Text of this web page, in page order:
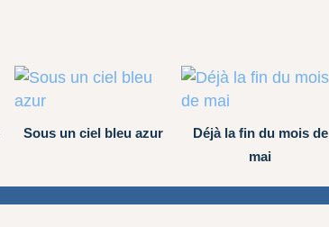
Sous un ciel bleu azur
Déjà la fin du mois de
mai